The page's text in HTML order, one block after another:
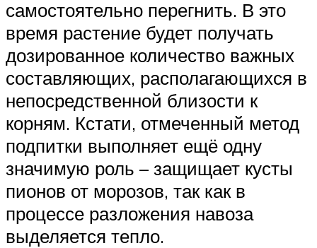
самостоятельно перегнить. В это
время растение будет получать
дозированное количество важных
составляющих, располагающихся в
непосредственной близости к
корням. Кстати, отмеченный метод
подпитки выполняет ещё одну
значимую роль – защищает кусты
пионов от морозов, так как в
процессе разложения навоза
выделяется тепло.